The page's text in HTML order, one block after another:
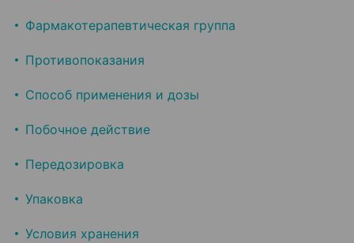
Фармакотерапевтическая группа
Противопоказания
Способ применения и дозы
Побочное действие
Передозировка
Упаковка
Условия хранения